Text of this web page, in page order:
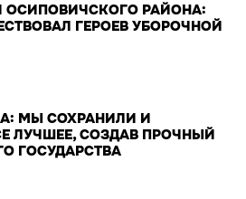
ОСИПОВИЧСКОГО РАЙОНА:
ГЕРОЕВ УБОРОЧНОЙ
МЫ СОХРАНИЛИ И
ЛУЧШЕЕ, СОЗДАВ ПРОЧНЫЙ
ГОСУДАРСТВА